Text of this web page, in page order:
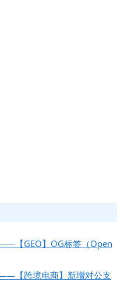
【GEO】OG标签（Open
【跨境电商】新增对公支